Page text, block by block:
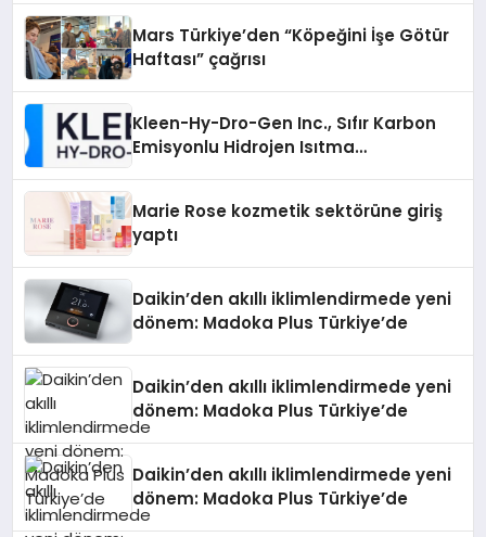
Mars Türkiye’den “Köpeğini İşe Götür
Haftası” çağrısı
Kleen-Hy-Dro-Gen Inc., Sıfır Karbon
Emisyonlu Hidrojen Isıtma
Marie Rose kozmetik sektörüne giriş
yaptı
Daikin’den akıllı iklimlendirmede yeni
dönem: Madoka Plus Türkiye’de
Daikin’den akıllı iklimlendirmede yeni
dönem: Madoka Plus Türkiye’de
Daikin’den akıllı iklimlendirmede yeni
dönem: Madoka Plus Türkiye’de